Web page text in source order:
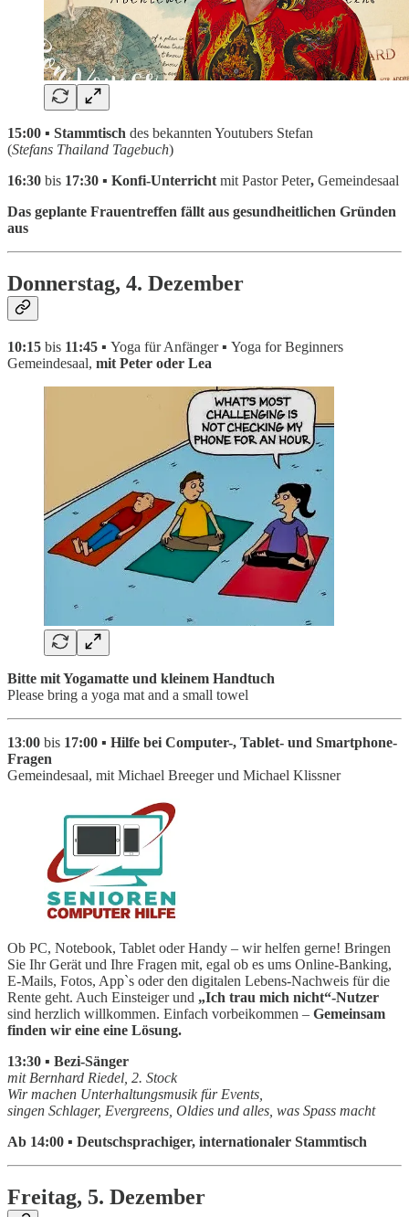
15:00 ▪ Stammtisch des bekannten Youtubers Stefan
(Stefans Thailand Tagebuch)
16:30 bis 17:30 ▪ Konfi-Unterricht mit Pastor Peter, Gemeindesaal
Das geplante Frauentreffen fällt aus gesundheitlichen Gründen
aus
Donnerstag, 4. Dezember
10:15 bis 11:45 ▪ Yoga für Anfänger▪ Yoga for Beginners
Gemeindesaal, mit Peter oder Lea
Bitte mit Yogamatte und kleinem Handtuch
Please bring a yoga mat and a small towel
13:00 bis 17:00 ▪ Hilfe bei Computer-, Tablet- und Smartphone-
Fragen
Gemeindesaal, mit Michael Breeger und Michael Klissner
Ob PC, Notebook, Tablet oder Handy – wir helfen gerne! Bringen
Sie Ihr Gerät und Ihre Fragen mit, egal ob es ums Online-Banking,
E-Mails, Fotos, App`s oder den digitalen Lebens-Nachweis für die
Rente geht. Auch Einsteiger und „Ich trau mich nicht“-Nutzer
sind herzlich willkommen. Einfach vorbeikommen – Gemeinsam
finden wir eine eine Lösung.
13:30 ▪ Bezi-Sänger
mit Bernhard Riedel, 2. Stock
Wir machen Unterhaltungsmusik für Events,
singen Schlager, Evergreens, Oldies und alles, was Spass macht
Ab 14:00 ▪ Deutschsprachiger, internationaler Stammtisch
Freitag, 5. Dezember